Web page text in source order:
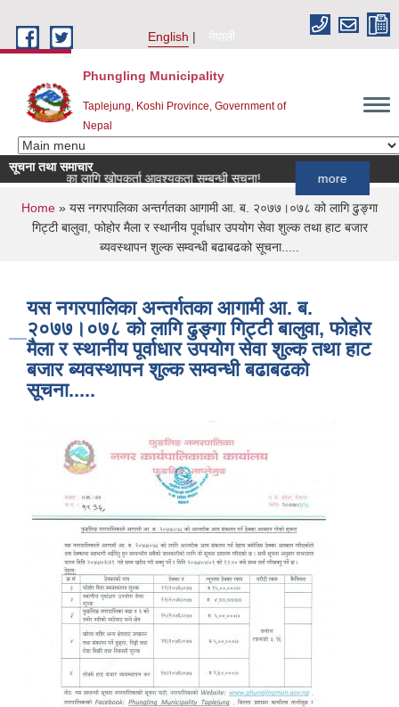
English
नेपाली
Phungling Municipality
Taplejung, Koshi Province, Government of
Nepal
सूचना तथा समाचार
लागि खोपकर्ता आवश्यकता सम्बन्धी सूचना!
You are here
Home » यस नगरपालिका अन्तर्गतका आगामी आ. ब. २०७७।०७८ को लागि ढुङ्गा
गिट्टी बालुवा, फोहोर मैला र स्थानीय पूर्वाधार उपयोग सेवा शुल्क तथा हाट बजार
ब्यवस्थापन शुल्क सम्वन्धी बढाबढको सूचना.....
यस नगरपालिका अन्तर्गतका आगामी आ. ब.
२०७७।०७८ को लागि ढुङ्गा गिट्टी बालुवा, फोहोर
मैला र स्थानीय पूर्वाधार उपयोग सेवा शुल्क तथा हाट
बजार ब्यवस्थापन शुल्क सम्वन्धी बढाबढको
सूचना.....